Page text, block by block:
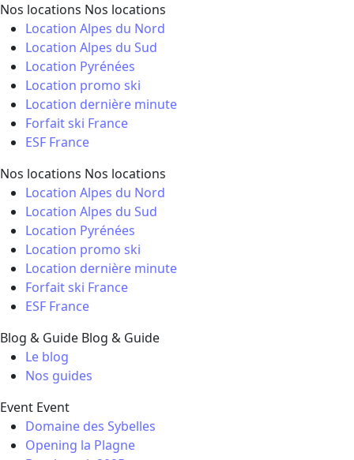
Nos locations Nos locations
Location Alpes du Nord
Location Alpes du Sud
Location Pyrénées
Location promo ski
Location dernière minute
Forfait ski France
ESF France
Nos locations Nos locations
Location Alpes du Nord
Location Alpes du Sud
Location Pyrénées
Location promo ski
Location dernière minute
Forfait ski France
ESF France
Blog & Guide Blog & Guide
Le blog
Nos guides
Event Event
Domaine des Sybelles
Opening la Plagne